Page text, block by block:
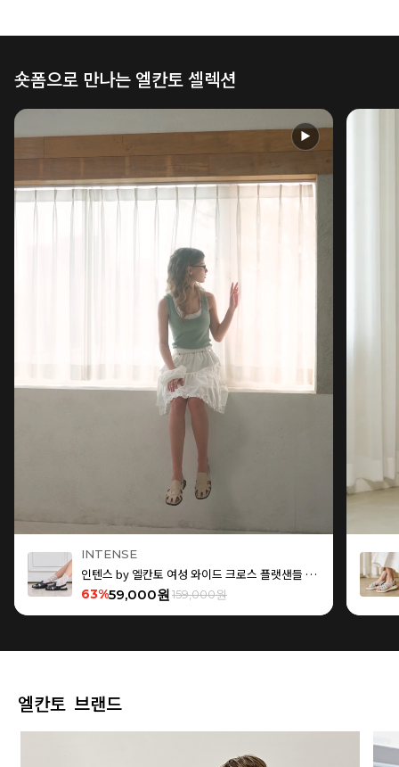
숏폼으로 만나는 엘칸토 셀렉션
▶
INTENSE
인텐스 by 엘칸토 여성 와이드 크로스 플랫샌들 1.5cm LCWW15I626
63%59,000원 159,000원
엘칸토 브랜드